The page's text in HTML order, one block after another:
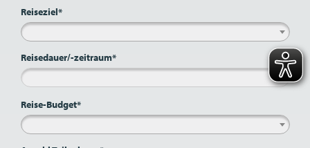
Reiseziel*
Reisedauer/-zeitraum*
Reise-Budget*